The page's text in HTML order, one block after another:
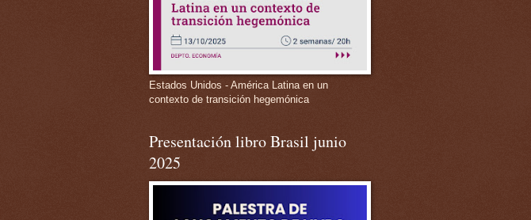
Estados Unidos - América Latina en un
contexto de transición hegemónica
Presentación libro Brasil junio
2025